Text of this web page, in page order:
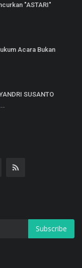
"ASTARI"
Acara Bukan
SUSANTO
Subscribe